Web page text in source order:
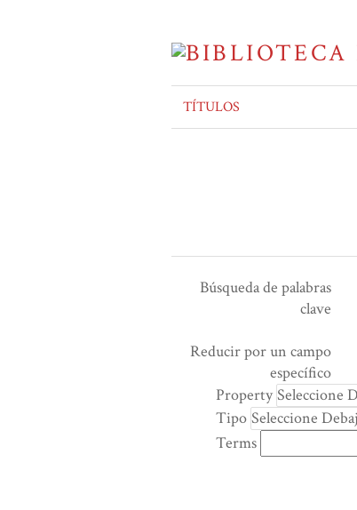
TÍTULOS
Búsqueda de palabras
clave
Reducir por un campo
específico
Search Property
Tipo de búsqueda
Términos de búsqueda
Ensamblador de Búsqueda
Property
Tipo
Terms